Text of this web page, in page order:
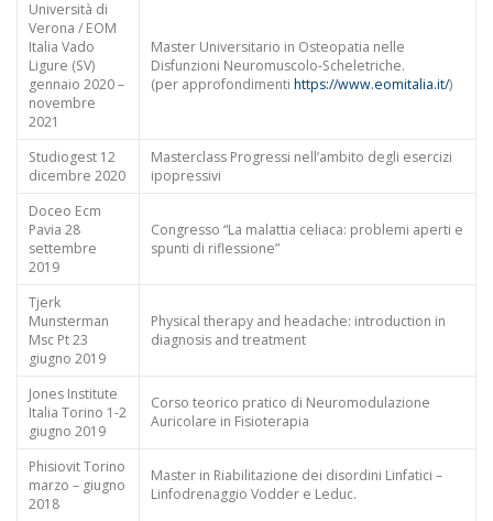
Università di
Verona / EOM
Italia Vado
Ligure (SV)
gennaio 2020 –
novembre
2021
Master Universitario in Osteopatia nelle
Disfunzioni Neuromuscolo-Scheletriche.
(per approfondimenti https://www.eomitalia.it/)
Studiogest 12
dicembre 2020
Masterclass Progressi nell’ambito degli esercizi
ipopressivi
Doceo Ecm
Pavia 28
settembre
2019
Congresso “La malattia celiaca: problemi aperti e
spunti di riflessione”
Tjerk
Munsterman
Msc Pt 23
giugno 2019
Physical therapy and headache: introduction in
diagnosis and treatment
Jones Institute
Italia Torino 1-2
giugno 2019
Corso teorico pratico di Neuromodulazione
Auricolare in Fisioterapia
Phisiovit Torino
marzo – giugno
2018
Master in Riabilitazione dei disordini Linfatici –
Linfodrenaggio Vodder e Leduc.